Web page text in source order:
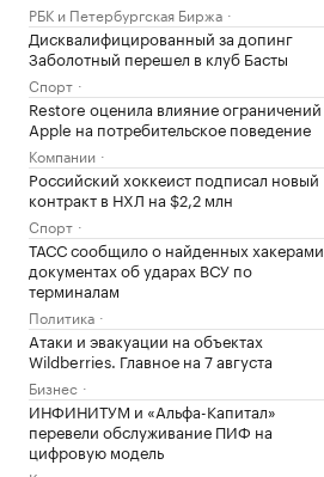
РБК и Петербургская Биржа
Дисквалифицированный за допинг
Заболотный перешел в клуб Басты
Спорт
Restore оценила влияние ограничений
Apple на потребительское поведение
Компании
Российский хоккеист подписал новый
контракт в НХЛ на $2,2 млн
Спорт
ТАСС сообщило о найденных хакерами
документах об ударах ВСУ по
терминалам
Политика
Атаки и эвакуации на объектах
Wildberries. Главное на 7 августа
Бизнес
ИНФИНИТУМ и «Альфа-Капитал»
перевели обслуживание ПИФ на
цифровую модель